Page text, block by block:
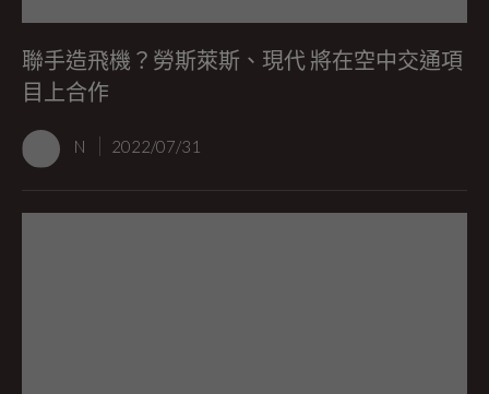
聯手造飛機？勞斯萊斯、現代 將在空中交通項
目上合作
N 2022/07/31